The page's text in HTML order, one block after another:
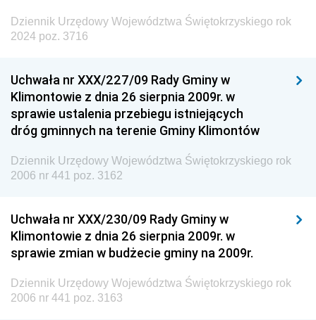
Dziennik Urzędowy Województwa Świętokrzyskiego rok
2024 poz. 3716
Uchwała nr XXX/227/09 Rady Gminy w
Klimontowie z dnia 26 sierpnia 2009r. w
sprawie ustalenia przebiegu istniejących
dróg gminnych na terenie Gminy Klimontów
Dziennik Urzędowy Województwa Świętokrzyskiego rok
2006 nr 441 poz. 3162
Uchwała nr XXX/230/09 Rady Gminy w
Klimontowie z dnia 26 sierpnia 2009r. w
sprawie zmian w budżecie gminy na 2009r.
Dziennik Urzędowy Województwa Świętokrzyskiego rok
2006 nr 441 poz. 3163